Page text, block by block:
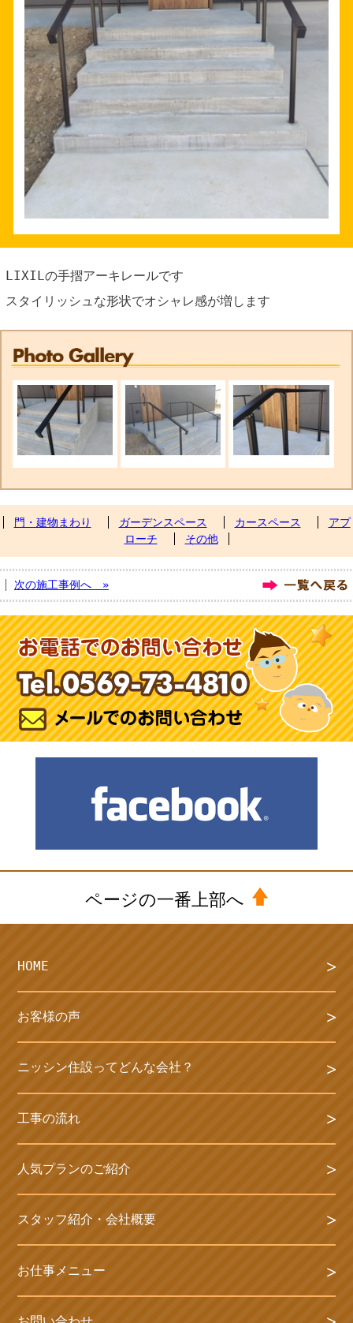
LIXILの手摺アーキレールです
スタイリッシュな形状でオシャレ感が増します
門・建物まわり ガーデンスペース カースペース
アプ
ローチ
その他
次の施工事例へ »
ページの一番上部へ
HOME
お客様の声
ニッシン住設ってどんな会社？
工事の流れ
人気プランのご紹介
スタッフ紹介・会社概要
お仕事メニュー